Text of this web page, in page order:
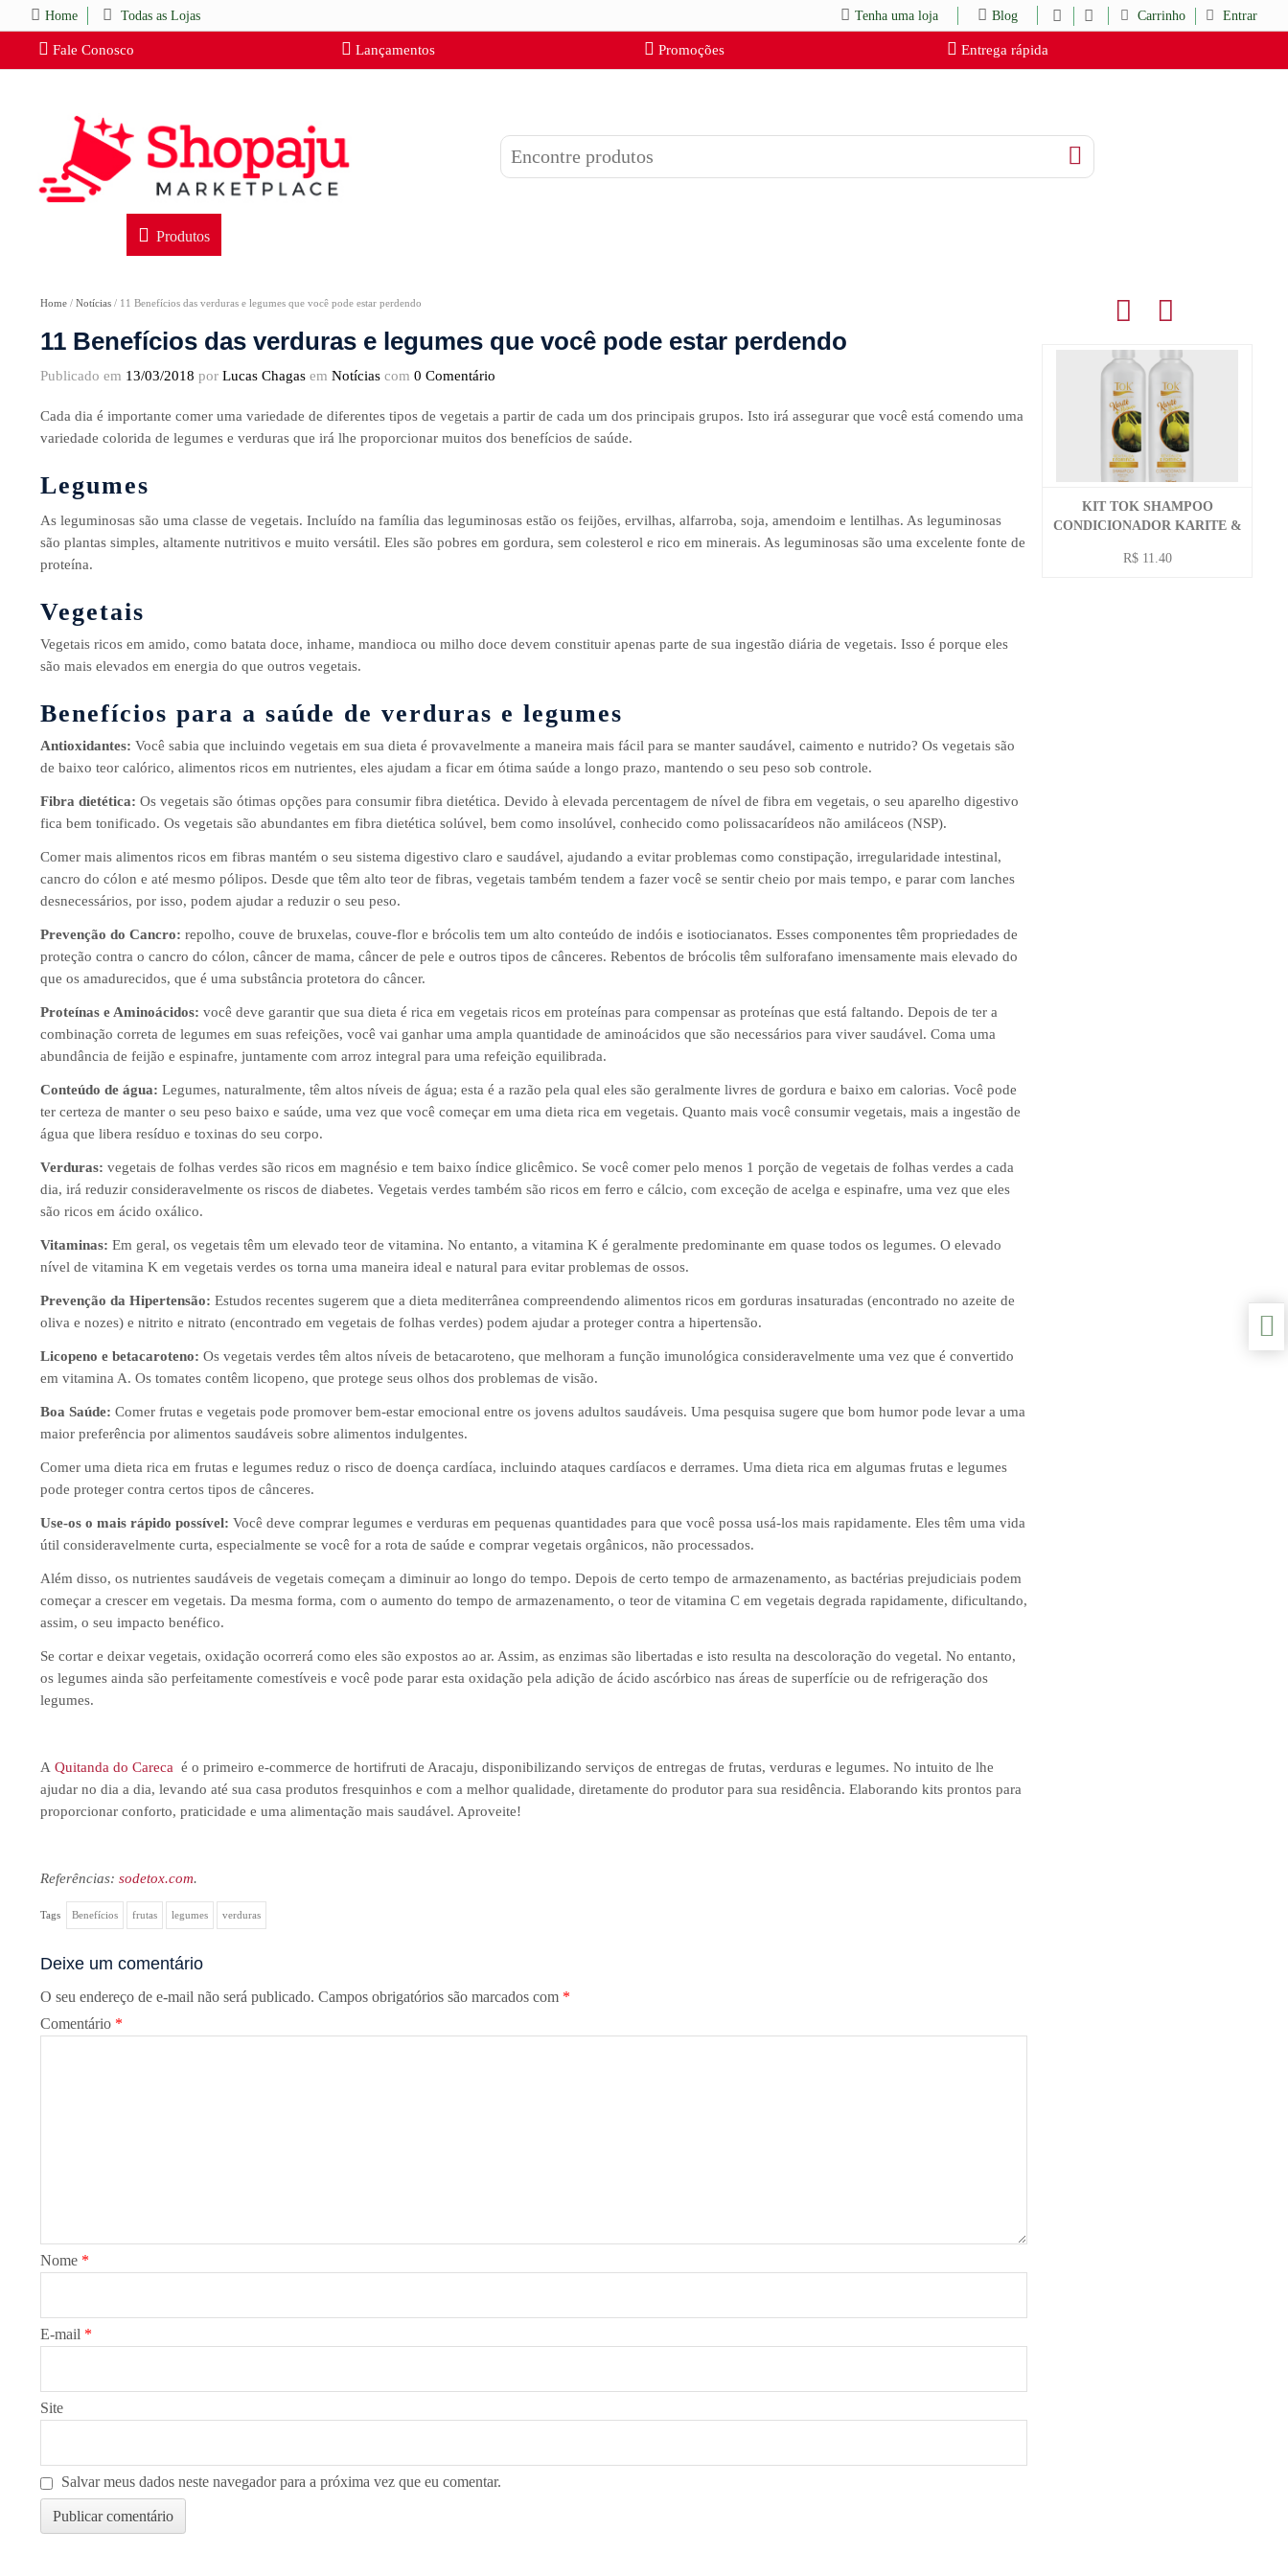
Fale Conosco Lançamentos Promoções Entrega rápida
Home Todas as Lojas Tenha uma loja Blog Carrinho Entrar
Produtos
Home / Notícias / 11 Benefícios das verduras e legumes que você pode estar perdendo
11 Benefícios das verduras e legumes que você pode estar perdendo
Publicado em 13/03/2018 por Lucas Chagas em Notícias com 0 Comentário
Cada dia é importante comer uma variedade de diferentes tipos de vegetais a partir de cada um dos principais grupos. Isto irá assegurar que você está comendo uma
variedade colorida de legumes e verduras que irá lhe proporcionar muitos dos benefícios de saúde.
Legumes
As leguminosas são uma classe de vegetais. Incluído na família das leguminosas estão os feijões, ervilhas, alfarroba, soja, amendoim e lentilhas. As leguminosas
são plantas simples, altamente nutritivos e muito versátil. Eles são pobres em gordura, sem colesterol e rico em minerais. As leguminosas são uma excelente fonte de
proteína.
Vegetais
Vegetais ricos em amido, como batata doce, inhame, mandioca ou milho doce devem constituir apenas parte de sua ingestão diária de vegetais. Isso é porque eles
são mais elevados em energia do que outros vegetais.
Benefícios para a saúde de verduras e legumes
Antioxidantes: Você sabia que incluindo vegetais em sua dieta é provavelmente a maneira mais fácil para se manter saudável, caimento e nutrido? Os vegetais são
de baixo teor calórico, alimentos ricos em nutrientes, eles ajudam a ficar em ótima saúde a longo prazo, mantendo o seu peso sob controle.
Fibra dietética: Os vegetais são ótimas opções para consumir fibra dietética. Devido à elevada percentagem de nível de fibra em vegetais, o seu aparelho digestivo
fica bem tonificado. Os vegetais são abundantes em fibra dietética solúvel, bem como insolúvel, conhecido como polissacarídeos não amiláceos (NSP).
Comer mais alimentos ricos em fibras mantém o seu sistema digestivo claro e saudável, ajudando a evitar problemas como constipação, irregularidade intestinal,
cancro do cólon e até mesmo pólipos. Desde que têm alto teor de fibras, vegetais também tendem a fazer você se sentir cheio por mais tempo, e parar com lanches
desnecessários, por isso, podem ajudar a reduzir o seu peso.
Prevenção do Cancro: repolho, couve de bruxelas, couve-flor e brócolis tem um alto conteúdo de indóis e isotiocianatos. Esses componentes têm propriedades de
proteção contra o cancro do cólon, câncer de mama, câncer de pele e outros tipos de cânceres. Rebentos de brócolis têm sulforafano imensamente mais elevado do
que os amadurecidos, que é uma substância protetora do câncer.
Proteínas e Aminoácidos: você deve garantir que sua dieta é rica em vegetais ricos em proteínas para compensar as proteínas que está faltando. Depois de ter a
combinação correta de legumes em suas refeições, você vai ganhar uma ampla quantidade de aminoácidos que são necessários para viver saudável. Coma uma
abundância de feijão e espinafre, juntamente com arroz integral para uma refeição equilibrada.
Conteúdo de água: Legumes, naturalmente, têm altos níveis de água; esta é a razão pela qual eles são geralmente livres de gordura e baixo em calorias. Você pode
ter certeza de manter o seu peso baixo e saúde, uma vez que você começar em uma dieta rica em vegetais. Quanto mais você consumir vegetais, mais a ingestão de
água que libera resíduo e toxinas do seu corpo.
Verduras: vegetais de folhas verdes são ricos em magnésio e tem baixo índice glicêmico. Se você comer pelo menos 1 porção de vegetais de folhas verdes a cada
dia, irá reduzir consideravelmente os riscos de diabetes. Vegetais verdes também são ricos em ferro e cálcio, com exceção de acelga e espinafre, uma vez que eles
são ricos em ácido oxálico.
Vitaminas: Em geral, os vegetais têm um elevado teor de vitamina. No entanto, a vitamina K é geralmente predominante em quase todos os legumes. O elevado
nível de vitamina K em vegetais verdes os torna uma maneira ideal e natural para evitar problemas de ossos.
Prevenção da Hipertensão: Estudos recentes sugerem que a dieta mediterrânea compreendendo alimentos ricos em gorduras insaturadas (encontrado no azeite de
oliva e nozes) e nitrito e nitrato (encontrado em vegetais de folhas verdes) podem ajudar a proteger contra a hipertensão.
Licopeno e betacaroteno: Os vegetais verdes têm altos níveis de betacaroteno, que melhoram a função imunológica consideravelmente uma vez que é convertido
em vitamina A. Os tomates contêm licopeno, que protege seus olhos dos problemas de visão.
Boa Saúde: Comer frutas e vegetais pode promover bem-estar emocional entre os jovens adultos saudáveis. Uma pesquisa sugere que bom humor pode levar a uma
maior preferência por alimentos saudáveis ​​sobre alimentos indulgentes.
Comer uma dieta rica em frutas e legumes reduz o risco de doença cardíaca, incluindo ataques cardíacos e derrames. Uma dieta rica em algumas frutas e legumes
pode proteger contra certos tipos de cânceres.
Use-os o mais rápido possível: Você deve comprar legumes e verduras em pequenas quantidades para que você possa usá-los mais rapidamente. Eles têm uma vida
útil consideravelmente curta, especialmente se você for a rota de saúde e comprar vegetais orgânicos, não processados.
Além disso, os nutrientes saudáveis ​​de vegetais começam a diminuir ao longo do tempo. Depois de certo tempo de armazenamento, as bactérias prejudiciais podem
começar a crescer em vegetais. Da mesma forma, com o aumento do tempo de armazenamento, o teor de vitamina C em vegetais degrada rapidamente, dificultando,
assim, o seu impacto benéfico.
Se cortar e deixar vegetais, oxidação ocorrerá como eles são expostos ao ar. Assim, as enzimas são libertadas e isto resulta na descoloração do vegetal. No entanto,
os legumes ainda são perfeitamente comestíveis e você pode parar esta oxidação pela adição de ácido ascórbico nas áreas de superfície ou de refrigeração dos
legumes.
A Quitanda do Careca é o primeiro e-commerce de hortifruti de Aracaju, disponibilizando serviços de entregas de frutas, verduras e legumes. No intuito de lhe
ajudar no dia a dia, levando até sua casa produtos fresquinhos e com a melhor qualidade, diretamente do produtor para sua residência. Elaborando kits prontos para
proporcionar conforto, praticidade e uma alimentação mais saudável. Aproveite!
Referências: sodetox.com.
Tags Benefícios frutas legumes verduras
Deixe um comentário
O seu endereço de e-mail não será publicado. Campos obrigatórios são marcados com *
Comentário *
Nome *
E-mail *
Site
Salvar meus dados neste navegador para a próxima vez que eu comentar.
KIT TOK SHAMPOO
CONDICIONADOR KARITE &
R$ 11.40